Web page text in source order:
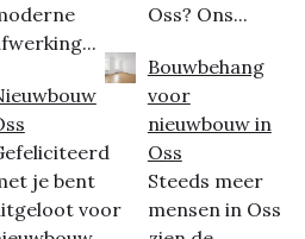
je bent
voor
Oss? Ons...
Bouwbehang
voor
nieuwbouw in
Oss
Steeds meer
mensen in Oss